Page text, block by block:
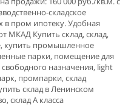
складское
пром ипотеку. Удобная
МКАД Купить склад, склад,
купить промышленное
парки, помещение для
назначения, light
промпарки, склад
склад в Ленинском
склад А класса